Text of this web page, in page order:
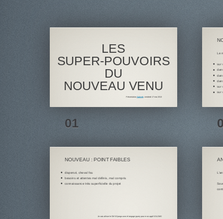
LES
SUPER-POUVOIRS
DU
NOUVEAU VENU
Présentation Sudweb, vendredi 17 mai 2013
Le
sur
sur
sur
NOUVEAU : POINT FAIBLES
dispersé, cheval fou
besoins et attentes mal définis, mal compris
connaissance très superficielle du projet
Je vais utiliser le CMS Django avec le langage jquery pour mon appli SOLOMO